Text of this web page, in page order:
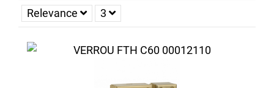
héritage solide, inspire confiance pour
la protection de vos biens, en
apportant une touche de charme
nostalgique à vos portes. Ces verrous
Relevance 3